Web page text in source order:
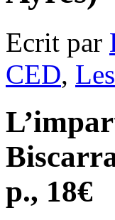
Ecrit par
CED,
p., 18€